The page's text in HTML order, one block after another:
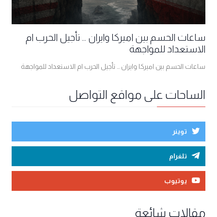
ساعات الحسم بين اميركا وايران ... تأجيل الحرب ام
الاستعداد للمواجهة
ساعات الحسم بين اميركا وايران ... تأجيل الحرب ام الاستعداد للمواجهة
الساحات على مواقع التواصل
توينر
تلغرام
يوتيوب
مقالات شائعة